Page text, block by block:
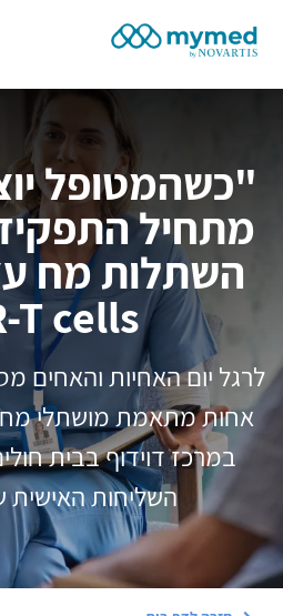
Site Logo
"כשהמטופל
מתחיל
השתלות מח
T cells
לרגל יום האחיות והאחים
במרכז דוידוף בבית
השליחות האישית